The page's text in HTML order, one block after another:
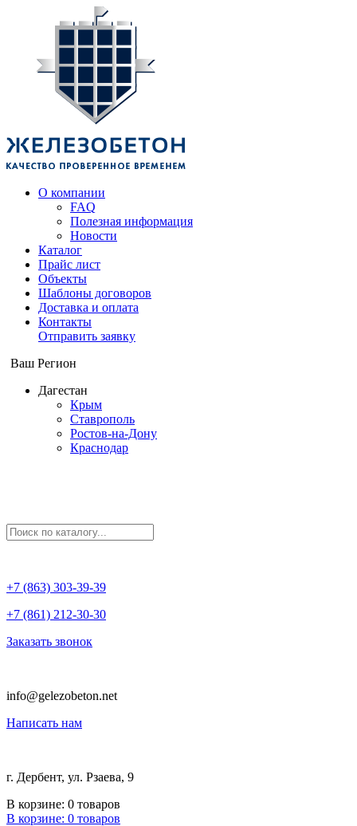
О компании
FAQ
Полезная информация
Новости
Каталог
Прайс лист
Объекты
Шаблоны договоров
Доставка и оплата
Контакты
Отправить заявку
Ваш Регион
Дагестан
Крым
Ставрополь
Ростов-на-Дону
Краснодар
+7 (863) 303-39-39
+7 (861) 212-30-30
Заказать звонок
info@gelezobeton.net
Написать нам
г. Дербент, ул. Рзаева, 9
В корзине: 0 товаров
В корзине: 0 товаров